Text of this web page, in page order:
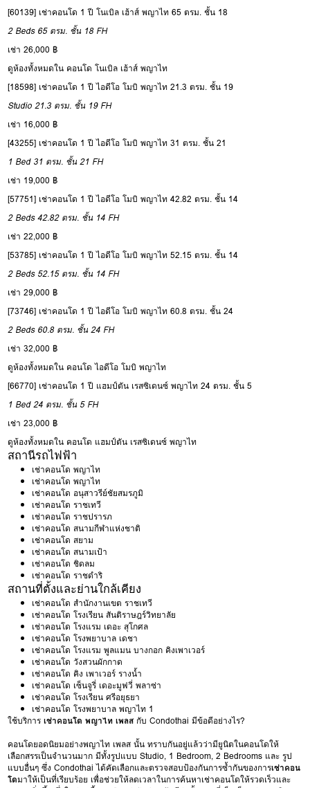
[60139] เช่าคอนโด 1 ปี โนเบิล เฮ้าส์ พญาไท 65 ตรม. ชั้น 18
2 Beds 65 ตรม. ชั้น 18 FH
เช่า 26,000 ฿
ดูห้องทั้งหมดใน คอนโด โนเบิล เฮ้าส์ พญาไท
[18598] เช่าคอนโด 1 ปี ไอดีโอ โมบิ พญาไท 21.3 ตรม. ชั้น 19
Studio 21.3 ตรม. ชั้น 19 FH
เช่า 16,000 ฿
[43255] เช่าคอนโด 1 ปี ไอดีโอ โมบิ พญาไท 31 ตรม. ชั้น 21
1 Bed 31 ตรม. ชั้น 21 FH
เช่า 19,000 ฿
[57751] เช่าคอนโด 1 ปี ไอดีโอ โมบิ พญาไท 42.82 ตรม. ชั้น 14
2 Beds 42.82 ตรม. ชั้น 14 FH
เช่า 22,000 ฿
[53785] เช่าคอนโด 1 ปี ไอดีโอ โมบิ พญาไท 52.15 ตรม. ชั้น 14
2 Beds 52.15 ตรม. ชั้น 14 FH
เช่า 29,000 ฿
[73746] เช่าคอนโด 1 ปี ไอดีโอ โมบิ พญาไท 60.8 ตรม. ชั้น 24
2 Beds 60.8 ตรม. ชั้น 24 FH
เช่า 32,000 ฿
ดูห้องทั้งหมดใน คอนโด ไอดีโอ โมบิ พญาไท
[66770] เช่าคอนโด 1 ปี แฮมป์ตัน เรสซิเดนซ์ พญาไท 24 ตรม. ชั้น 5
1 Bed 24 ตรม. ชั้น 5 FH
เช่า 23,000 ฿
ดูห้องทั้งหมดใน คอนโด แฮมป์ตัน เรสซิเดนซ์ พญาไท
สถานีรถไฟฟ้า
เช่าคอนโด พญาไท
เช่าคอนโด พญาไท
เช่าคอนโด อนุสาวรีย์ชัยสมรภูมิ
เช่าคอนโด ราชเทวี
เช่าคอนโด ราชปรารภ
เช่าคอนโด สนามกีฬาแห่งชาติ
เช่าคอนโด สยาม
เช่าคอนโด สนามเป้า
เช่าคอนโด ชิดลม
เช่าคอนโด ราชดำริ
สถานที่ตั้งและย่านใกล้เคียง
เช่าคอนโด สำนักงานเขต ราชเทวี
เช่าคอนโด โรงเรียน สันติราษฎร์วิทยาลัย
เช่าคอนโด โรงแรม เดอะ สุโกศล
เช่าคอนโด โรงพยาบาล เดชา
เช่าคอนโด โรงแรม พูลแมน บางกอก คิงเพาเวอร์
เช่าคอนโด วังสวนผักกาด
เช่าคอนโด คิง เพาเวอร์ รางน้ำ
เช่าคอนโด เซ็นจูรี่ เดอะมูฟวี่ พลาซ่า
เช่าคอนโด โรงเรียน ศรีอยุธยา
เช่าคอนโด โรงพยาบาล พญาไท 1
ใช้บริการเช่าคอนโด พญาไท เพลสกับ Condothai มีข้อดีอย่างไร?
คอนโดยอดนิยมอย่างพญาไท เพลส นั้น ทราบกันอยู่แล้วว่ามียูนิตในคอนโดให้
เลือกสรรเป็นจำนวนมาก มีทั้งรูปแบบ Studio, 1 Bedroom, 2 Bedrooms และ รูป
แบบอื่นๆ ซึ่ง Condothai ได้คัดเลือกและตรวจสอบป้องกันการซ้ำกันของการเช่าคอน
โดมาให้เป็นที่เรียบร้อย เพื่อช่วยให้ลดเวลาในการค้นหาเช่าคอนโดให้รวดเร็วและ